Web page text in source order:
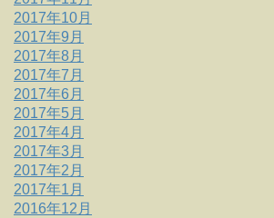
2017年10月
2017年9月
2017年8月
2017年7月
2017年6月
2017年5月
2017年4月
2017年3月
2017年2月
2017年1月
2016年12月